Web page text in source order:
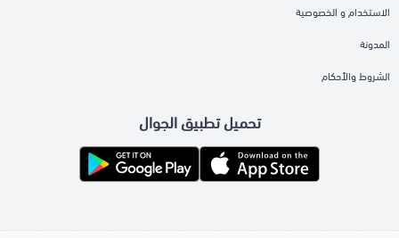
الاستخدام و الخصوصية
المدونة
الشروط والأحكام
تحميل تطبيق الجوال